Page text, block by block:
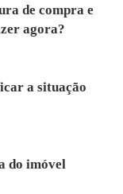
de compra e
agora?
a situação
do imóvel